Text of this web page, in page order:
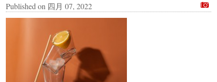
Published on 四月 07, 2022